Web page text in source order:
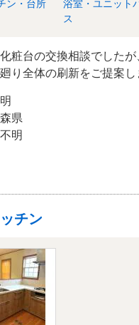
ン・台所
浴室・ユニット
ス
粧台の交換相談でした
り全体の刷新をご提案
を含む根本的な空間修繕
族での使用頻度が高いこ
ェル」を選定しました
ードで家事負担を大幅に
込んでいただいた「エコ
打ち合わせではCGパース
することで、日常を忘れ
生まれ変わりました。
県
明
チン